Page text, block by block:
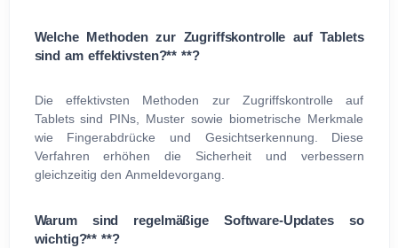
Welche Methoden zur Zugriffskontrolle auf Tablets
sind am effektivsten?** **?
Die effektivsten Methoden zur Zugriffskontrolle auf
Tablets sind PINs, Muster sowie biometrische Merkmale
wie Fingerabdrücke und Gesichtserkennung. Diese
Verfahren erhöhen die Sicherheit und verbessern
gleichzeitig den Anmeldevorgang.
Warum sind regelmäßige Software-Updates so
wichtig?** **?